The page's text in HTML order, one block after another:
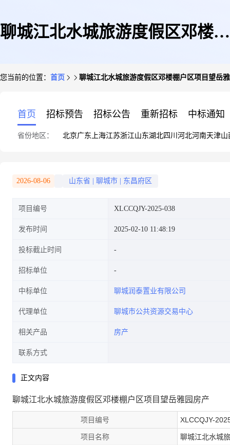
聊城江北水城旅游度假区邓楼棚
您当前的位置： 首页 聊城江北水城旅游度假区邓楼棚户区项目望岳
首页 招标预告 招标公告 重新招标 中标通知
省份地区： 北京广东 上海江苏浙江山东湖北四川 河北河南天津山
2026-08-06 山东省 聊城市 东昌府区
项目编号 XLCCQJY-2025-038
发布时间 2025-02-10 11:48:19
投标截止时间
招标单位
中标单位 聊城润泰置业有限公司
代理单位 聊城市公共资源交易中心
相关产品 房产
联系方式
正文内容
聊城江北水城旅游度假区邓楼棚户区项目望岳雅园房产
项目编号 XLCCQJY-
项目名称 聊城江北水城